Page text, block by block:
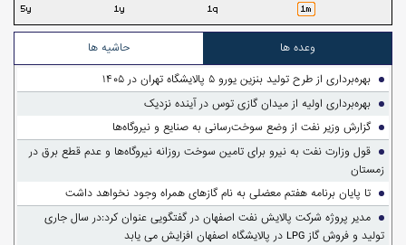
وعده ها
حاشیه ها
بهره‌برداری از طرح تولید بنزین یورو ۵ پالایشگاه تهران در ۱۴۰۵
بهره‌برداری اولیه از میدان گازی توس در آینده نزدیک
گزارش وزیر نفت از وضع سوخت‌رسانی به صنایع و نیروگاه‌ها
قول وزارت نفت به نیرو برای تامین سوخت روزانه نیروگاه‌ها و عدم قطع برق در
زمستان
تا پایان برنامه هفتم معضلی به نام گازهای همراه وجود نخواهد داشت
مدیر پروژه شرکت پالایش نفت اصفهان در گفتگویی عنوان کرد:در سال جاری
تولید و فروش گاز LPG در پالایشگاه اصفهان افزایش می یابد